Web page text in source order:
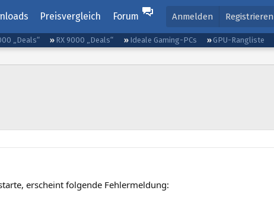
Preisvergleich Forum Anmelden Registrieren
„Deals“ RX 9000 „Deals“ Ideale Gaming-PCs GPU-Rangliste
erscheint folgende Fehlermeldung: